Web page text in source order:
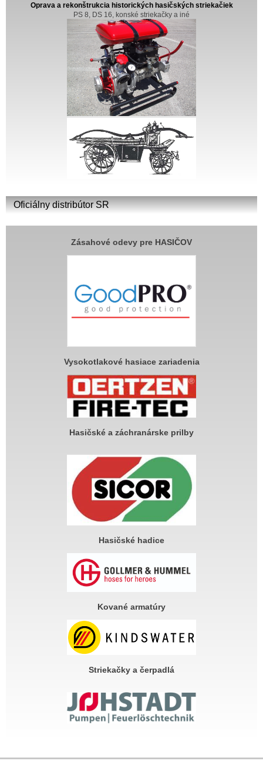
Oprava a rekonštrukcia historických hasičských striekačiek
PS 8, DS 16, konské striekačky a iné
Oficiálny distribútor SR
Zásahové odevy pre HASIČOV
Vysokotlakové hasiace zariadenia
Hasičské a záchranárske prilby
Hasičské hadice
Kované armatúry
Striekačky a čerpadlá